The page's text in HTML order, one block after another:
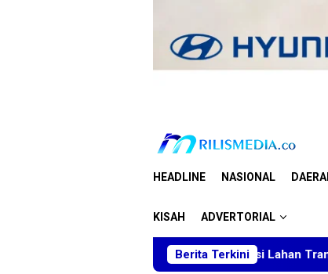
HEADLINE NASIONAL
KISAH ADVERTORIAL
Berita Terkini
BT Minta Dakwaan Korupsi Lahan Transmigrasi Ditolak,